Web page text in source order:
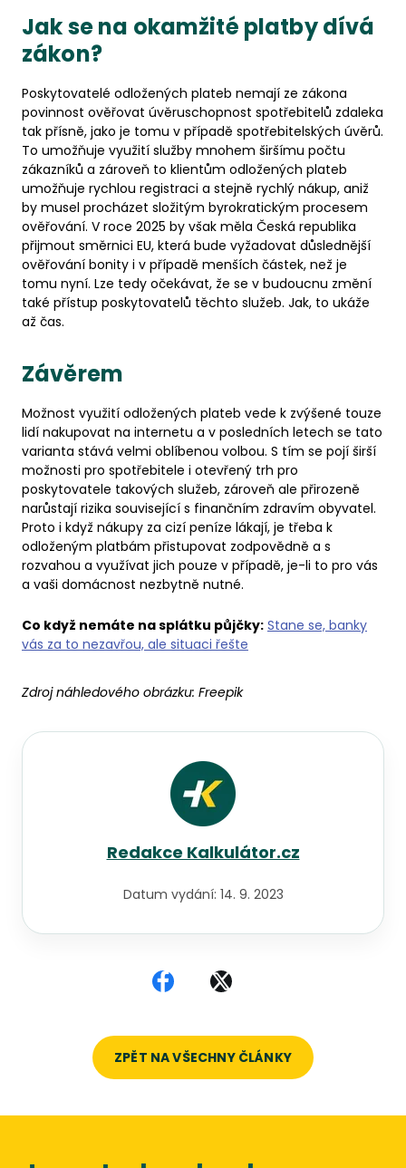
Jak se na okamžité platby dívá
zákon?
Poskytovatelé odložených plateb nemají ze zákona
povinnost ověřovat úvěruschopnost spotřebitelů zdaleka
tak přísně, jako je tomu v případě spotřebitelských úvěrů.
To umožňuje využití služby mnohem širšímu počtu
zákazníků a zároveň to klientům odložených plateb
umožňuje rychlou registraci a stejně rychlý nákup, aniž
by musel procházet složitým byrokratickým procesem
ověřování. V roce 2025 by však měla Česká republika
přijmout směrnici EU, která bude vyžadovat důslednější
ověřování bonity i v případě menších částek, než je
tomu nyní. Lze tedy očekávat, že se v budoucnu změní
také přístup poskytovatelů těchto služeb. Jak, to ukáže
až čas.
Závěrem
Možnost využití odložených plateb vede k zvýšené touze
lidí nakupovat na internetu a v posledních letech se tato
varianta stává velmi oblíbenou volbou. S tím se pojí širší
možnosti pro spotřebitele i otevřený trh pro
poskytovatele takových služeb, zároveň ale přirozeně
narůstají rizika související s finančním zdravím obyvatel.
Proto i když nákupy za cizí peníze lákají, je třeba k
odloženým platbám přistupovat zodpovědně a s
rozvahou a využívat jich pouze v případě, je-li to pro vás
a vaši domácnost nezbytně nutné.
Co když nemáte na splátku půjčky: Stane se, banky
vás za to nezavřou, ale situaci řešte
Zdroj náhledového obrázku: Freepik
Redakce Kalkulátor.cz
Datum vydání: 14. 9. 2023
Sdílet na Facebooku
Sdílet na X
ZPĚT NA VŠECHNY ČLÁNKY